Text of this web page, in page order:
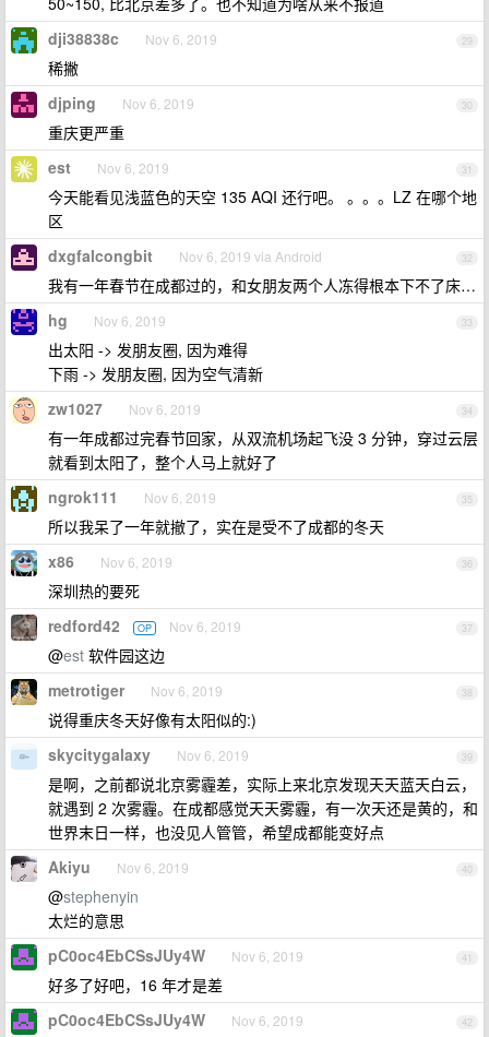
29
dji38838c Nov 6, 2019
稀撇
30
djping Nov 6, 2019
重庆更严重
31
est Nov 6, 2019
今天能看见浅蓝色的天空 135 AQI 还行吧。 。。。LZ 在哪个地
区
32
dxgfalcongbit Nov 6, 2019 via Android
我有一年春节在成都过的，和女朋友两个人冻得根本下不了床…
33
hg Nov 6, 2019
出太阳 -> 发朋友圈, 因为难得
下雨 -> 发朋友圈, 因为空气清新
34
zw1027 Nov 6, 2019
有一年成都过完春节回家，从双流机场起飞没 3 分钟，穿过云层
就看到太阳了，整个人马上就好了
35
ngrok111 Nov 6, 2019
所以我呆了一年就撤了，实在是受不了成都的冬天
36
x86 Nov 6, 2019
深圳热的要死
37
redford42 OP Nov 6, 2019
@est 软件园这边
38
metrotiger Nov 6, 2019
说得重庆冬天好像有太阳似的:)
39
skycitygalaxy Nov 6, 2019
是啊，之前都说北京雾霾差，实际上来北京发现天天蓝天白云，
就遇到 2 次雾霾。在成都感觉天天雾霾，有一次天还是黄的，和
世界末日一样，也没见人管管，希望成都能变好点
40
Akiyu Nov 6, 2019
@stephenyin
太烂的意思
41
pC0oc4EbCSsJUy4W Nov 6, 2019
好多了好吧，16 年才是差
42
pC0oc4EbCSsJUy4W Nov 6, 2019